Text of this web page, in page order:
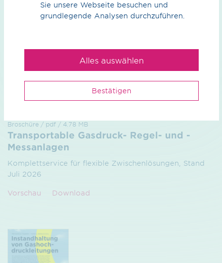
Broschüre / pdf / 4.78 MB
Transportable Gasdruck- Regel- und -
Messanlagen
Komplettservice für flexible Zwischenlösungen, Stand
Juli 2026
Vorschau Download
Sie unsere Webseite besuchen und
grundlegende Analysen durchzuführen.
Bestätigen
Alles auswählen